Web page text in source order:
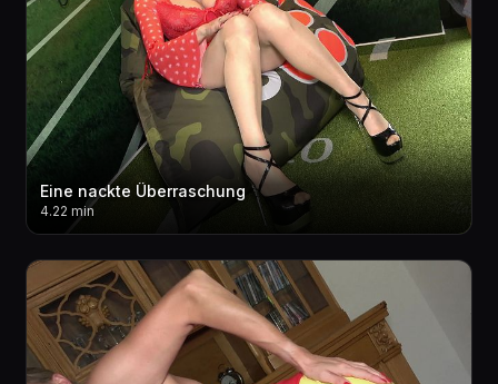
Eine nackte Überraschung
4.22 min